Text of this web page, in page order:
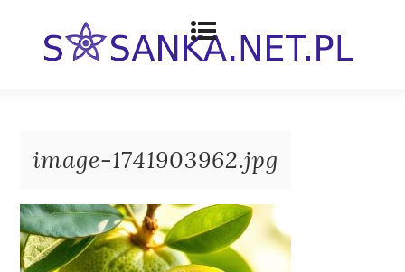
image-1741903962.jpg